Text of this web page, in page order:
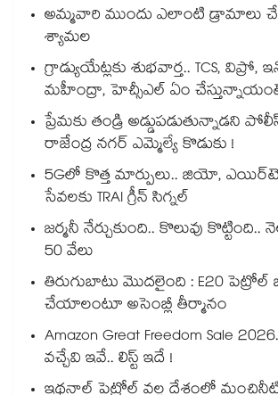
అమ్మవారి ముందు ఎలాంటి డ్రామాలు
శ్యామల
గ్రాడ్యుయేట్లకు శుభవార్త.. TCS, విప్రో,
మహీంద్రా, హెచ్సీఎల్ ఏం
ప్రేమకు తండ్రి అడ్డుపడుతున్నాడని
రాజేంద్ర నగర్ ఎమ్మెల్యే కొడుకు !
5Gలో కొత్త మార్పులు.. జియో,
సేవలకు TRAI గ్రీన్ సిగ్నల్
జర్మనీ నేర్చుకుంది.. కొలువు కొట్టింది..
50 వేలు
తిరుగుబాటు మొదలైంది : E20 పెట్రోల్
చేయాలంటూ అసెంబ్లీ తీర్మానం
Amazon Great Freedom Sale
వచ్చేవి ఇవే.. లిస్ట్ ఇదే !